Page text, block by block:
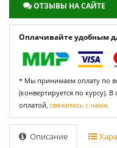
ОТЗЫВЫ НА САЙТЕ
Оплачивайте удобным
* Мы принимаем оплату по
(конвертируется по курсу).
оплатой, свяжитесь с нами.
Описание